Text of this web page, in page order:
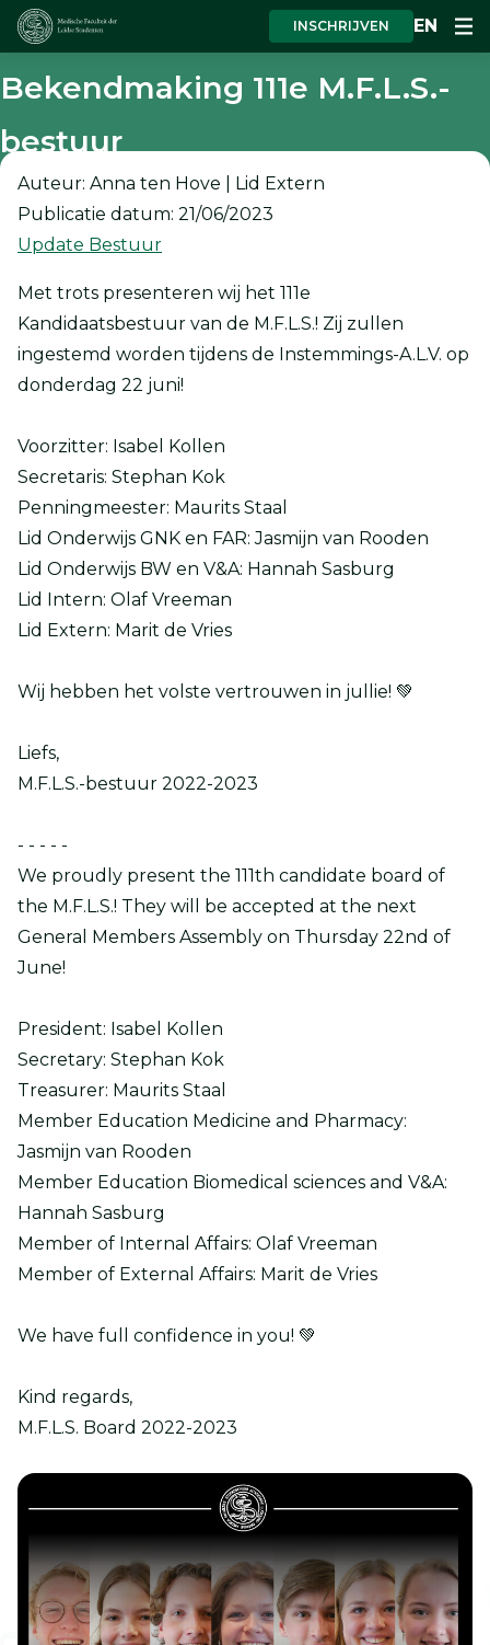
INSCHRIJVEN EN
Bekendmaking 111e M.F.L.S.-
bestuur
Auteur: Anna ten Hove | Lid Extern
Publicatie datum: 21/06/2023
Update Bestuur
Met trots presenteren wij het 111e
Kandidaatsbestuur van de M.F.L.S.! Zij zullen
ingestemd worden tijdens de Instemmings-A.L.V. op
donderdag 22 juni!
Voorzitter: Isabel Kollen
Secretaris: Stephan Kok
Penningmeester: Maurits Staal
Lid Onderwijs GNK en FAR: Jasmijn van Rooden
Lid Onderwijs BW en V&A: Hannah Sasburg
Lid Intern: Olaf Vreeman
Lid Extern: Marit de Vries
Wij hebben het volste vertrouwen in jullie! 💚
Liefs,
M.F.L.S.-bestuur 2022-2023
- - - - -
We proudly present the 111th candidate board of
the M.F.L.S.! They will be accepted at the next
General Members Assembly on Thursday 22nd of
June!
President: Isabel Kollen
Secretary: Stephan Kok
Treasurer: Maurits Staal
Member Education Medicine and Pharmacy:
Jasmijn van Rooden
Member Education Biomedical sciences and V&A:
Hannah Sasburg
Member of Internal Affairs: Olaf Vreeman
Member of External Affairs: Marit de Vries
We have full confidence in you! 💚
Kind regards,
M.F.L.S. Board 2022-2023